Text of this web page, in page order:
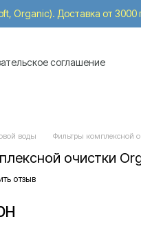
Organic). Доставка от
соглашение
воды Фильтры комплексной
очистки
отзыв